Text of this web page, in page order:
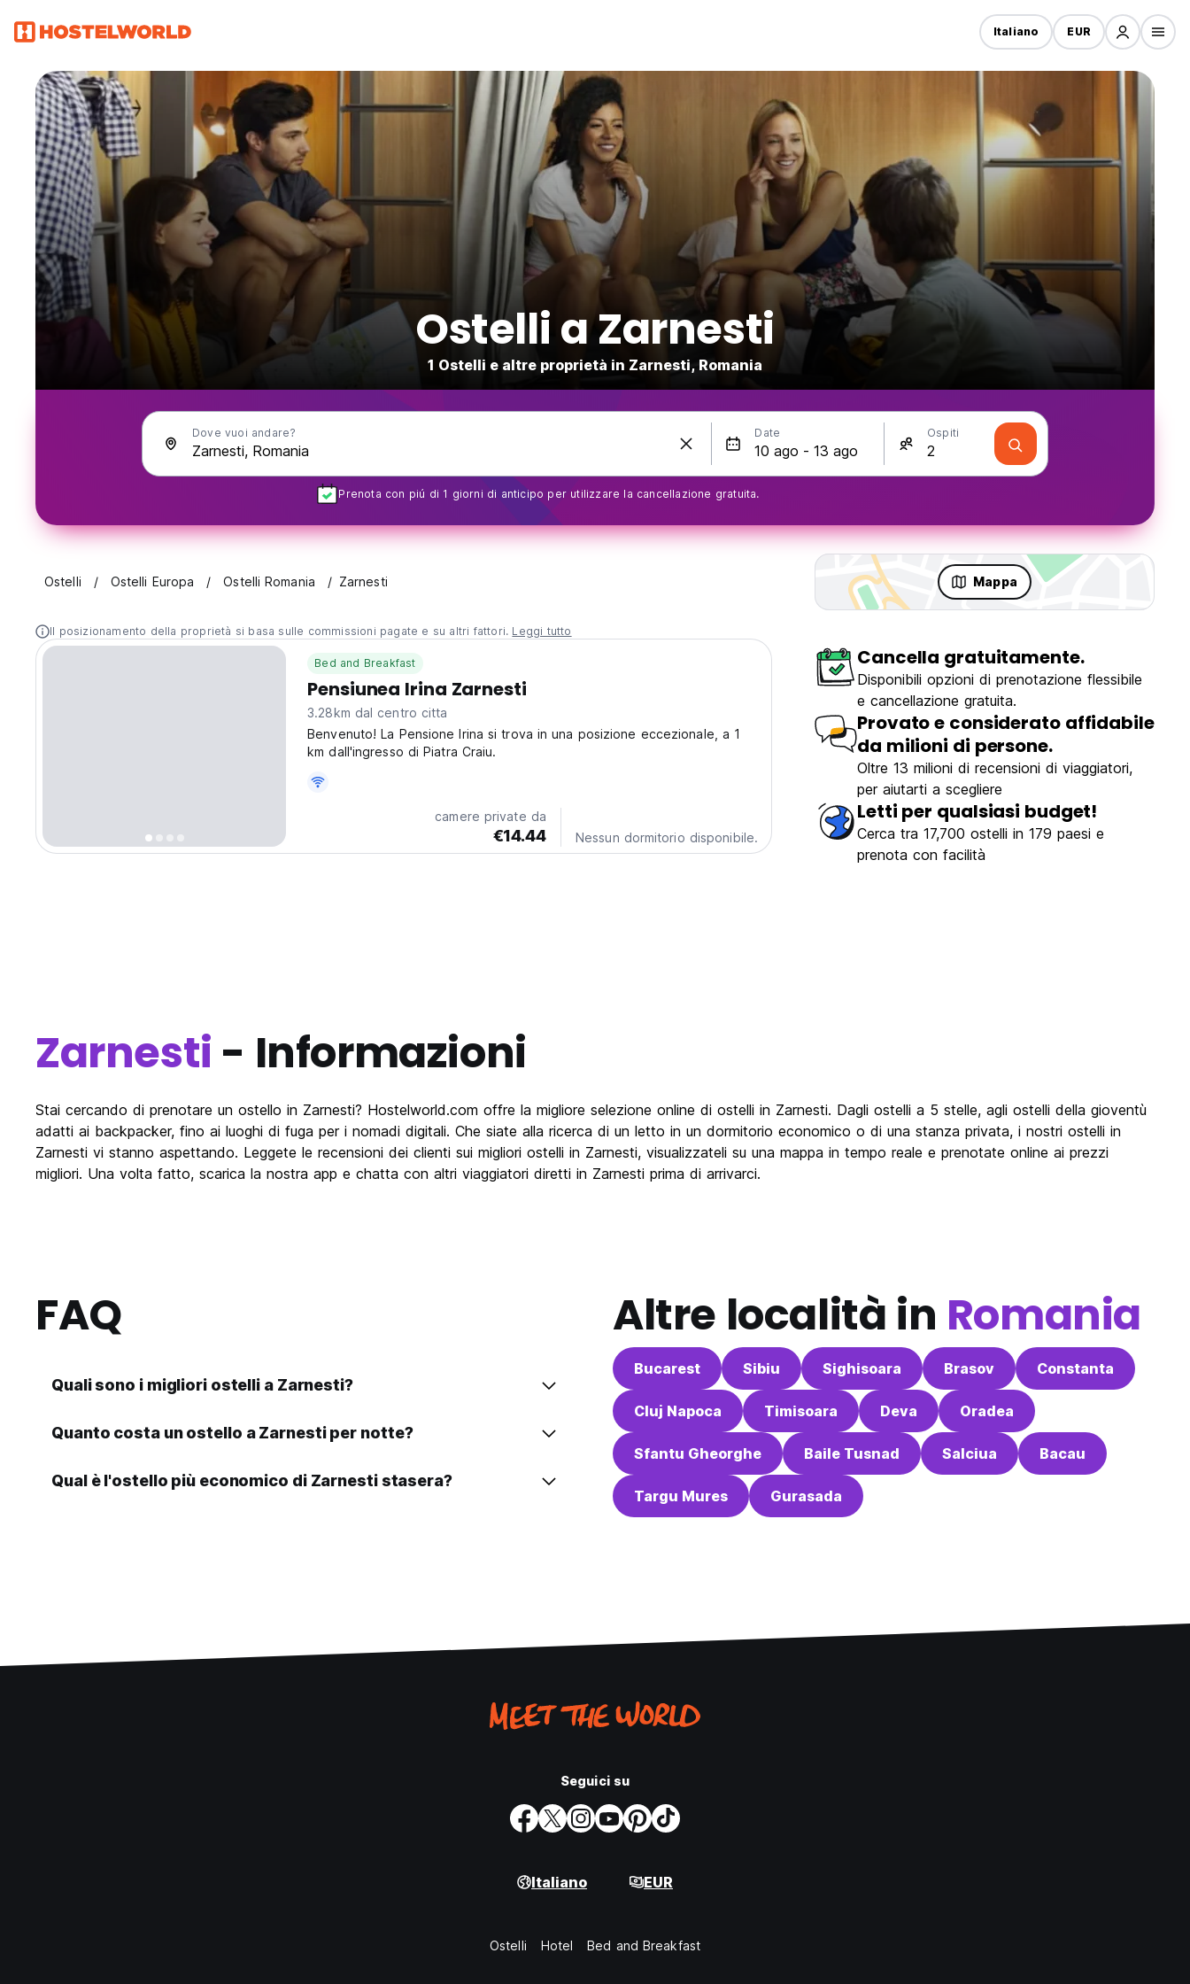
Italiano EUR
Ostelli a Zarnesti
1 Ostelli e altre proprietà in Zarnesti, Romania
Dove vuoi andare? Date Ospiti
Prenota con piú di 1 giorni di anticipo per utilizzare la cancellazione gratuita.
Ostelli Ostelli Europa Ostelli Romania Zarnesti Mappa
Il posizionamento della proprietà si basa sulle commissioni pagate e su altri fattori. Leggi tutto
Bed and Breakfast
Pensiunea Irina Zarnesti
3.28km dal centro citta
Benvenuto! La Pensione Irina si trova in una posizione eccezionale, a 1
km dall'ingresso di Piatra Craiu.
camere private da
€14.44 Nessun dormitorio disponibile.
Cancella gratuitamente.
Disponibili opzioni di prenotazione flessibile
e cancellazione gratuita.
Provato e considerato affidabile
da milioni di persone.
Oltre 13 milioni di recensioni di viaggiatori,
per aiutarti a scegliere
Letti per qualsiasi budget!
Cerca tra 17,700 ostelli in 179 paesi e
prenota con facilità
Zarnesti - Informazioni
Stai cercando di prenotare un ostello in Zarnesti? Hostelworld.com offre la migliore selezione online di ostelli in Zarnesti. Dagli ostelli a 5 stelle, agli ostelli della gioventù
adatti ai backpacker, fino ai luoghi di fuga per i nomadi digitali. Che siate alla ricerca di un letto in un dormitorio economico o di una stanza privata, i nostri ostelli in
Zarnesti vi stanno aspettando. Leggete le recensioni dei clienti sui migliori ostelli in Zarnesti, visualizzateli su una mappa in tempo reale e prenotate online ai prezzi
migliori. Una volta fatto, scarica la nostra app e chatta con altri viaggiatori diretti in Zarnesti prima di arrivarci.
FAQ
Quali sono i migliori ostelli a Zarnesti?
Quanto costa un ostello a Zarnesti per notte?
Qual è l'ostello più economico di Zarnesti stasera?
Altre località in Romania
Bucarest Sibiu Sighisoara Brasov Constanta
Cluj Napoca Timisoara Deva Oradea
Sfantu Gheorghe Baile Tusnad Salciua Bacau
Targu Mures Gurasada
Seguici su
Italiano EUR
Ostelli Hotel Bed and Breakfast